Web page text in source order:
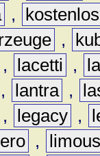
,
kostenlos
,
, lacetti ,
, lantra ,
, legacy ,
,